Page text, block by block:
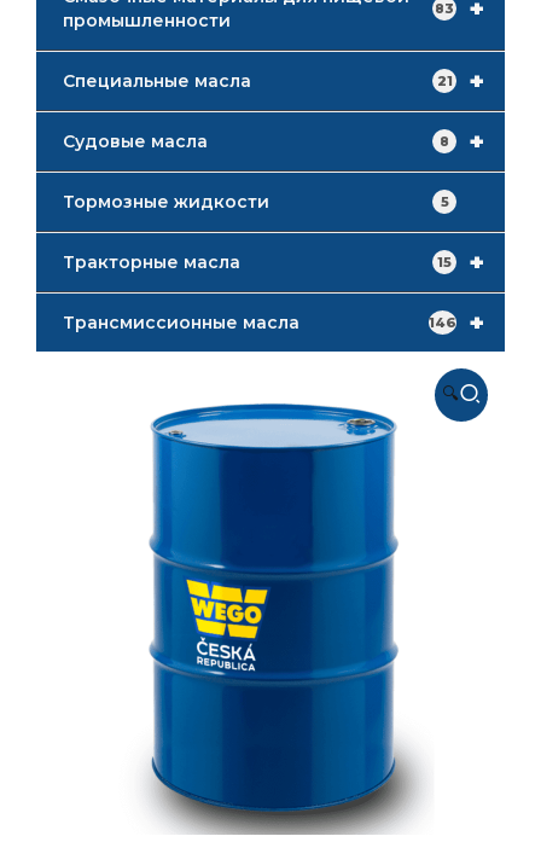
+
промышленности
83
+
Специальные масла 21
+
Судовые масла 8
Тормозные жидкости 5
+
Тракторные масла 15
+
Трансмиссионные масла 146
🔍